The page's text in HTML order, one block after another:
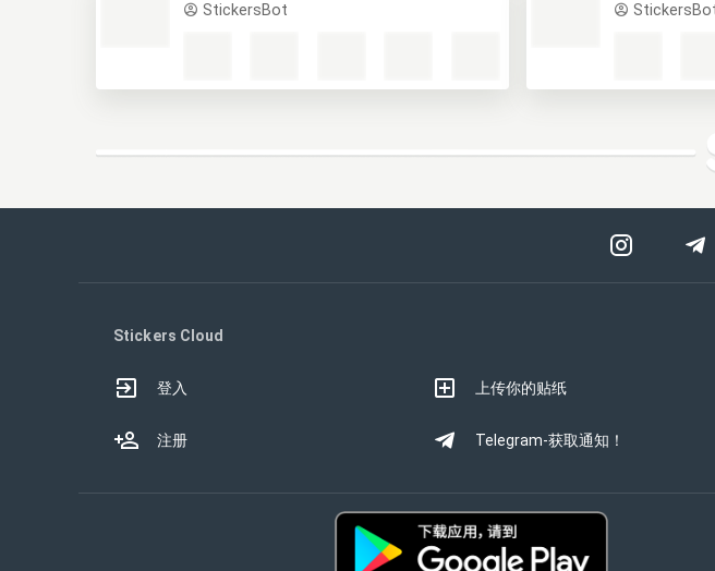
StickersBot
Stickers Cloud
登入
注册
上传你的贴纸
Telegram-获取通知！